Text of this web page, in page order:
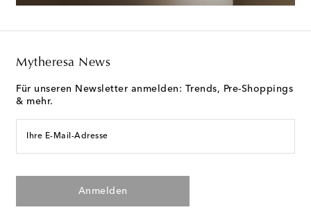
Mytheresa News
Für unseren Newsletter anmelden: Trends, Pre-Shoppings
& mehr.
Ihre E-Mail-Adresse
Anmelden